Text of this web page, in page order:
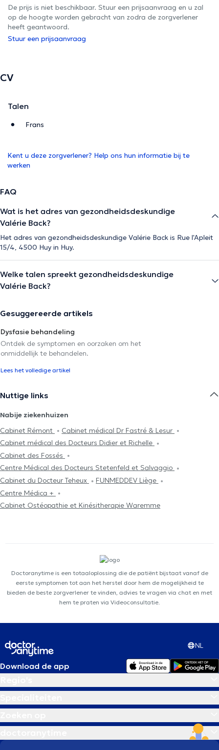
De prijs is niet beschikbaar. Stuur een prijsaanvraag en u zal
op de hoogte worden gebracht van zodra de zorgverlener
heeft geantwoord.
Stuur een prijsaanvraag
CV
Talen
Frans
Kent u deze zorgverlener? Help ons hun informatie bij te
werken
FAQ
Wat is het adres van gezondheidsdeskundige
Valérie Back?
Het adres van gezondheidsdeskundige Valérie Back is Rue l'Apleit
15/4, 4500 Huy in Huy.
Welke talen spreekt gezondheidsdeskundige
Valérie Back?
Gesuggereerde artikels
Dysfasie behandeling
Ontdek de symptomen en oorzaken om het
onmiddellijk te behandelen.
Lees het volledige artikel
Nuttige links
Nabije ziekenhuizen
Cabinet Rémont
Cabinet médical Dr Fastré & Lesur
Cabinet médical des Docteurs Didier et Richelle
Cabinet des Fossés
Centre Médical des Docteurs Stetenfeld et Salvaggio
Cabinet du Docteur Teheux
FUNMEDDEV Liège
Centre Médica +
Cabinet Ostéopathie et Kinésitherapie Waremme
Doctoranytime is een totaaloplossing die de patiënt bijstaat vanaf de
eerste symptomen tot aan het herstel door hem de mogelijkheid te
bieden de beste zorgverlener te vinden, advies te vragen via chat en met
hem te praten via Videoconsultatie.
NL
Download de app